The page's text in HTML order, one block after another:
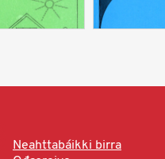
Neahttabáikki birra